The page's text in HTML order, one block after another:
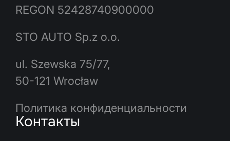
REGON 52428740900000
STO AUTO Sp.z o.o.
ul. Szewska 75/77,
50-121 Wrocław
Политика конфиденциальности
Контакты